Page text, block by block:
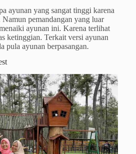
ayunan yang sangat tinggi karena
pemandangan yang luar
ayunan ini. Karena terlihat
ketinggian. Terkait versi ayunan
pula ayunan berpasangan.